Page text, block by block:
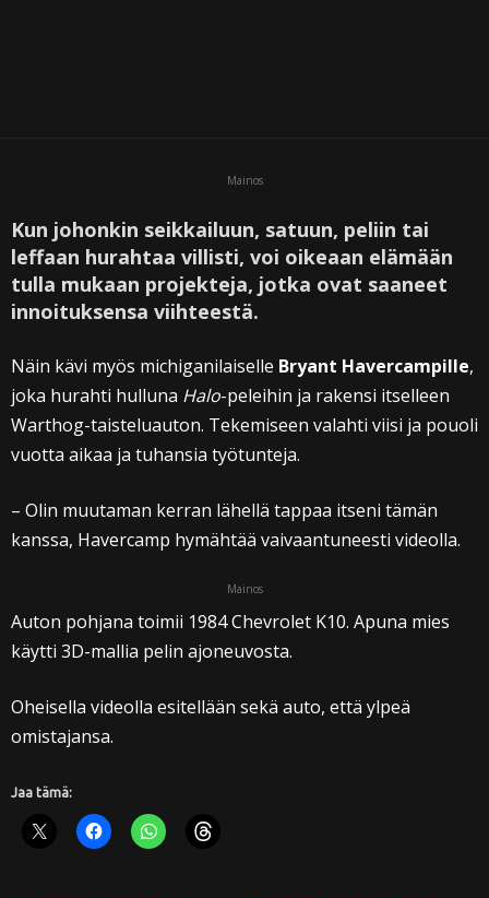
Mainos
Kun johonkin seikkailuun, satuun, peliin tai
leffaan hurahtaa villisti, voi oikeaan elämään
tulla mukaan projekteja, jotka ovat saaneet
innoituksensa viihteestä.
Näin kävi myös michiganilaiselle Bryant Havercampille,
joka hurahti hulluna Halo-peleihin ja rakensi itselleen
Warthog-taisteluauton. Tekemiseen valahti viisi ja pouoli
vuotta aikaa ja tuhansia työtunteja.
– Olin muutaman kerran lähellä tappaa itseni tämän
kanssa, Havercamp hymähtää vaivaantuneesti videolla.
Mainos
Auton pohjana toimii 1984 Chevrolet K10. Apuna mies
käytti 3D-mallia pelin ajoneuvosta.
Oheisella videolla esitellään sekä auto, että ylpeä
omistajansa.
Jaa tämä: